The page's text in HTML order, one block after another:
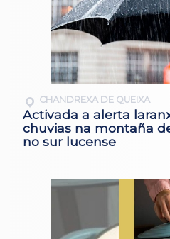
CHANDREXA DE QUEIXA
Activada a alerta
chuvias na montaña
no sur lucense